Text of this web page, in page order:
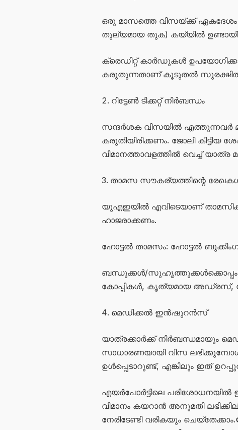
ഒരു മാസത്തെ വിസയ്ക്ക് ഏകദേശം
തുല്യമായ തുക) കയ്യിൽ
ക്രെഡിറ്റ് കാർഡുകൾ
കരുതുന്നതാണ് കൂടുതൽ
റിട്ടേൺ ടിക്കറ്റ് നിർബന്ധം
സന്ദർശക വിസയിൽ എത്തുന്നവർ
കരുതിയിരിക്കണം. ജോലി കിട്ടിയ
വിമാനത്താവളത്തിൽ വെച്ച് യാത്ര
താമസ സൗകര്യത്തിന്റെ
യുഎഇയിൽ എവിടെയാണ്
ഹാജരാക്കണം.
ഹോട്ടൽ താമസം: ഹോട്ടൽ
ബന്ധുക്കൾ/സുഹൃത്തുക്കൾക്കൊപ്പം:
കോപ്പികൾ, കൃത്യമായ അഡ്രസ്,
മെഡിക്കൽ ഇൻഷുറൻസ്
യാത്രക്കാർക്ക് നിർബന്ധമായും
സാധാരണയായി വിസ
ഉൾപ്പെടാറുണ്ട്, എങ്കിലും ഇത്
എയർപോർട്ടിലെ പരിശോധനയിൽ
വിമാനം കയറാൻ അനുമതി
നേരിടേണ്ടി വരികയും ചെയ്തേക്കാം.